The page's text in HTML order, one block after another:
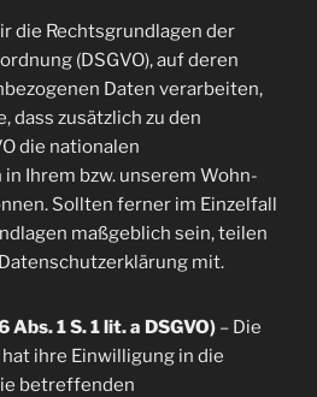
die Rechtsgrundlagen der
(DSGVO), auf deren
Daten verarbeiten,
dass zusätzlich zu den
die nationalen
Ihrem bzw. unserem Wohn-
Sollten ferner im Einzelfall
maßgeblich sein, teilen
mit.
1 S. 1 lit. a DSGVO)– Die
ihre Einwilligung in die
betreffenden